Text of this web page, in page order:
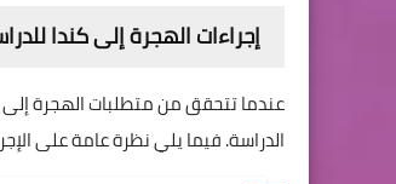
إجراءات الهجرة إلى كندا
عندما تتحقق من متطلبات الهجرة إلى
الدراسة. فيما يلي نظرة عامة على